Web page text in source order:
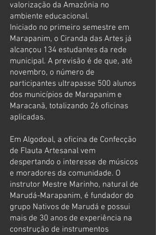
valorização da Amazônia no
ambiente educacional.
Iniciado no primeiro semestre em
Marapanim, o Ciranda das Artes já
alcançou 134 estudantes da rede
municipal. A previsão é de que, até
novembro, o número de
participantes ultrapasse 500 alunos
dos municípios de Marapanim e
Maracanã, totalizando 26 oficinas
aplicadas.
Em Algodoal, a oficina de Confecção
de Flauta Artesanal vem
despertando o interesse de músicos
e moradores da comunidade. O
instrutor Mestre Marinho, natural de
Marudá-Marapanim, é fundador do
grupo Nativos de Marudá e possui
mais de 30 anos de experiência na
construção de instrumentos